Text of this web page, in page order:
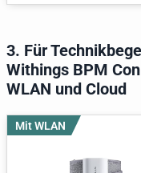
3. Für
Withings BPM
WLAN und Cloud
Mit WLAN